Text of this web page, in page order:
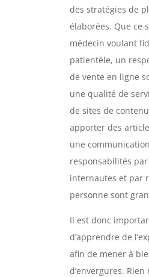
des stratégies de
élaborées. Que ce
médecin voulant
patientèle, un
de vente en ligne
une qualité de
de sites de
apporter des
une
responsabilités
internautes et par
personne sont
Il est donc
d’apprendre de
afin de mener à
d’envergures. Rien